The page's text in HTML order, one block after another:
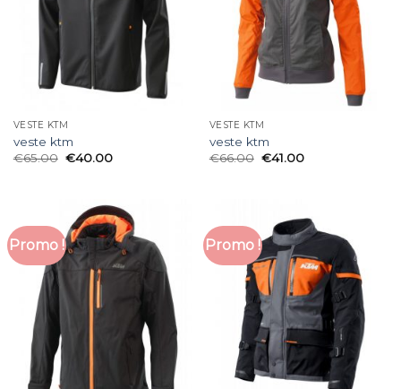
VESTE KTM
veste ktm
€65.00 €40.00
VESTE KTM
veste ktm
€66.00 €41.00
Promo ! Promo !